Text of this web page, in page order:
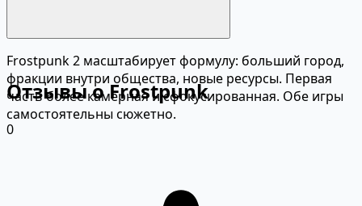
Frostpunk 2 масштабирует формулу: больший город,
фракции внутри общества, новые ресурсы. Первая
часть более камерная и сфокусированная. Обе игры
самостоятельны сюжетно.
Отзывы о Frostpunk
0